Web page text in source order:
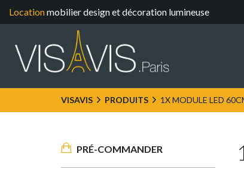
Locationmobilier design et décoration lumineuse
VISAVIS PRODUITS 1X MODULE LED
PRÉ-COMMANDER